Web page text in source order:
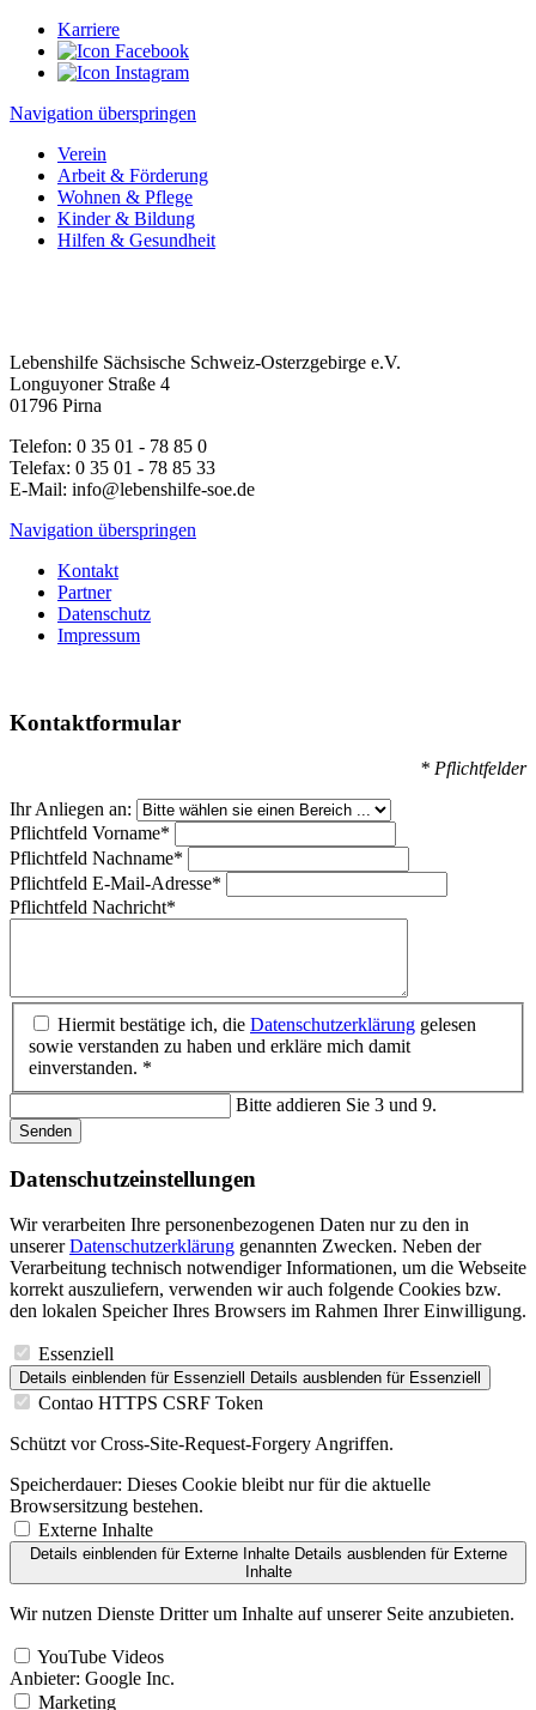
Karriere
Navigation überspringen
Verein
Arbeit & Förderung
Wohnen & Pflege
Kinder & Bildung
Hilfen & Gesundheit
Lebenshilfe Sächsische Schweiz-Osterzgebirge e.V.
Longuyoner Straße 4
01796 Pirna
Telefon: 0 35 01 - 78 85 0
Telefax: 0 35 01 - 78 85 33
E-Mail: info@lebenshilfe-soe.de
Navigation überspringen
Kontakt
Partner
Datenschutz
Impressum
Kontaktformular
* Pflichtfelder
Ihr Anliegen an:
Pflichtfeld Vorname*
Pflichtfeld Nachname*
Pflichtfeld E-Mail-Adresse*
Pflichtfeld Nachricht*
Hiermit bestätige ich, die Datenschutzerklärung gelesen
sowie verstanden zu haben und erkläre mich damit
einverstanden. *
Bitte addieren Sie 3 und 9.
Senden
Datenschutz­einstellungen
Wir verarbeiten Ihre personenbezogenen Daten nur zu den in
unsererDatenschutzerklärung genannten Zwecken. Neben der
Verarbeitung technisch notwendiger Informationen, um die Webseite
korrekt auszuliefern, verwenden wir auch folgende Cookies bzw.
den lokalen Speicher Ihres Browsers im Rahmen Ihrer Einwilligung.
Essenziell
Details einblenden für Essenziell Details ausblenden für Essenziell
Contao HTTPS CSRF Token
Schützt vor Cross-Site-Request-Forgery Angriffen.
Speicherdauer: Dieses Cookie bleibt nur für die aktuelle
Browsersitzung bestehen.
Externe Inhalte
Details einblendenfür Externe Inhalte Details ausblendenfür Externe
Inhalte
Wir nutzen Dienste Dritter um Inhalte auf unserer Seite anzubieten.
YouTube Videos
Anbieter: Google Inc.
Marketing